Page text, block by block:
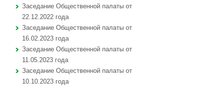
Заседание Общественной палаты от
22.12.2022 года
Заседание Общественной палаты от
16.02.2023 года
Заседание Общественной палаты от
11.05.2023 года
Заседание Общественной палаты от
10.10.2023 года